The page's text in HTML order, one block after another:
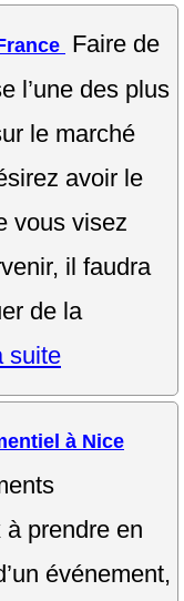
Faire de
l’une des plus
le marché
avoir le
vous visez
il faudra
de la
suite
à Nice
prendre en
événement,